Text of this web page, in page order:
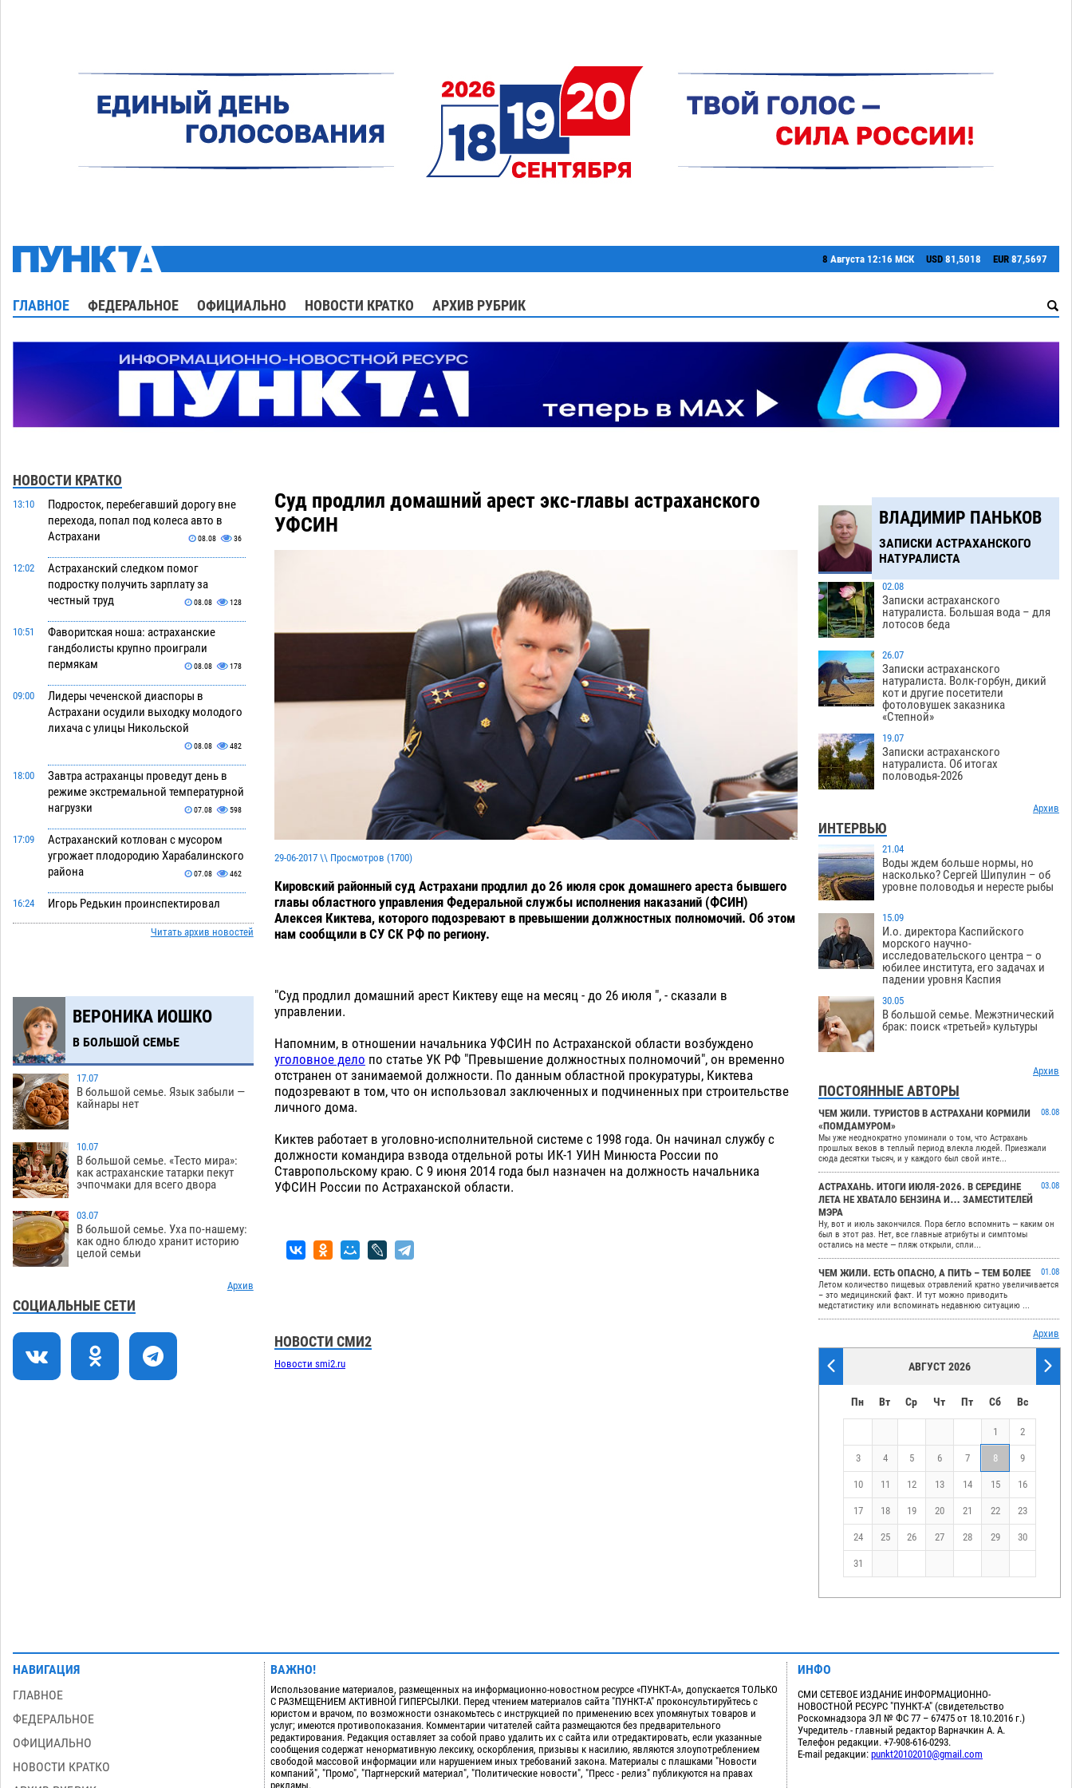
8 Августа 12:16 МСК USD 81,5018 EUR 87,5697
ГЛАВНОЕ ФЕДЕРАЛЬНОЕ ОФИЦИАЛЬНО НОВОСТИ КРАТКО АРХИВ РУБРИК
НОВОСТИ КРАТКО
13:10
Подросток, перебегавший дорогу вне
перехода, попал под колеса авто в
Астрахани
08.08 36
12:02
Астраханский следком помог
подростку получить зарплату за
честный труд
08.08 128
10:51
Фаворитская ноша: астраханские
гандболисты крупно проиграли
пермякам
08.08 178
09:00
Лидеры чеченской диаспоры в
Астрахани осудили выходку молодого
лихача с улицы Никольской
08.08 482
18:00
Завтра астраханцы проведут день в
режиме экстремальной температурной
нагрузки
07.08 598
17:09
Астраханский котлован с мусором
угрожает плодородию Харабалинского
района
07.08 462
16:24
Игорь Редькин проинспектировал
коммунальную готовность
астраханского земельного массива
астраханской логистической
компании в 400 тысяч рублей
14:44
Астраханские кутилы сменили барные
стойки на полицейские дежурки
07.08 503
14:09
С 11 августа астраханские водоемы
обеспечат притоком в семь тысяч
кубов
07.08 1191
13:29
Астраханский аэропорт попробует
суде
07.08 509
12:53
Астраханские археологи откопали
древнюю помойку
11:58
В Астрахани подросток угнал
с банковскими картами
11:20
Астраханцев ждут на парковом газоне
с призами и эрмитажными котами
Читать архив новостей
ВЕРОНИКА ИОШКО
В БОЛЬШОЙ СЕМЬЕ
17.07
В большой семье. Язык забыли —
кайнары нет
10.07
В большой семье. «Тесто мира»:
как астраханские татарки пекут
эчпочмаки для всего двора
03.07
В большой семье. Уха по-нашему:
как одно блюдо хранит историю
целой семьи
Архив
СОЦИАЛЬНЫЕ СЕТИ
Суд продлил домашний арест экс-главы астраханского
УФСИН
29-06-2017 \\ Просмотров (1700)
Кировский районный суд Астрахани продлил до 26 июля срок домашнего ареста бывшего
главы областного управления Федеральной службы исполнения наказаний (ФСИН)
Алексея Киктева, которого подозревают в превышении должностных полномочий. Об этом
нам сообщили в СУ СК РФ по региону.
"Суд продлил домашний арест Киктеву еще на месяц - до 26 июля ", - сказали в
управлении.
Напомним, в отношении начальника УФСИН по Астраханской области возбуждено
уголовное дело по статье УК РФ "Превышение должностных полномочий", он временно
отстранен от занимаемой должности. По данным областной прокуратуры, Киктева
подозревают в том, что он использовал заключенных и подчиненных при строительстве
личного дома.
Киктев работает в уголовно-исполнительной системе с 1998 года. Он начинал службу с
должности командира взвода отдельной роты ИК-1 УИН Минюста России по
Ставропольскому краю. С 9 июня 2014 года был назначен на должность начальника
УФСИН России по Астраханской области.
НОВОСТИ СМИ2
Новости smi2.ru
ВЛАДИМИР ПАНЬКОВ
ЗАПИСКИ АСТРАХАНСКОГО
НАТУРАЛИСТА
02.08
Записки астраханского
натуралиста. Большая вода – для
лотосов беда
26.07
Записки астраханского
натуралиста. Волк-горбун, дикий
кот и другие посетители
фотоловушек заказника
«Степной»
19.07
Записки астраханского
натуралиста. Об итогах
половодья-2026
Архив
ИНТЕРВЬЮ
21.04
Воды ждем больше нормы, но
насколько? Сергей Шипулин – об
уровне половодья и нересте рыбы
15.09
И.о. директора Каспийского
морского научно-
исследовательского центра – о
юбилее института, его задачах и
падении уровня Каспия
30.05
В большой семье. Межэтнический
брак: поиск «третьей» культуры
Архив
ПОСТОЯННЫЕ АВТОРЫ
ЧЕМ ЖИЛИ. ТУРИСТОВ В АСТРАХАНИ КОРМИЛИ
«ПОМДАМУРОМ»
08.08
Мы уже неоднократно упоминали о том, что Астрахань
прошлых веков в теплый период влекла людей. Приезжали
сюда десятки тысяч, и у каждого был свой инте...
АСТРАХАНЬ. ИТОГИ ИЮЛЯ-2026. В СЕРЕДИНЕ
ЛЕТА НЕ ХВАТАЛО БЕНЗИНА И… ЗАМЕСТИТЕЛЕЙ
МЭРА
03.08
Ну, вот и июль закончился. Пора бегло вспомнить — каким он
был в этот раз. Нет, все главные атрибуты и симптомы
остались на месте — пляж открыли, спли...
ЧЕМ ЖИЛИ. ЕСТЬ ОПАСНО, А ПИТЬ – ТЕМ БОЛЕЕ
01.08
Летом количество пищевых отравлений кратно увеличивается
– это медицинский факт. И тут можно приводить
медстатистику или вспоминать недавнюю ситуацию ...
Архив
АВГУСТ 2026
Пн Вт Ср Чт Пт Сб Вс
1 2
3 4 5 6 7 8 9
10 11 12 13 14 15 16
17 18 19 20 21 22 23
24 25 26 27 28 29 30
31
НАВИГАЦИЯ
ГЛАВНОЕ
ФЕДЕРАЛЬНОЕ
ОФИЦИАЛЬНО
НОВОСТИ КРАТКО
ВАЖНО!
Использование материалов, размещенных на информационно-новостном ресурсе «ПУНКТ-А», допускается ТОЛЬКО
С РАЗМЕЩЕНИЕМ АКТИВНОЙ ГИПЕРСЫЛКИ. Перед чтением материалов сайта "ПУНКТ-А" проконсультируйтесь с
юристом и врачом, по возможности ознакомьтесь с инструкцией по применению всех упомянутых товаров и
услуг; имеются противопоказания. Комментарии читателей сайта размещаются без предварительного
редактирования. Редакция оставляет за собой право удалить их с сайта или отредактировать, если указанные
сообщения содержат ненормативную лексику, оскорбления, призывы к насилию, являются злоупотреблением
свободой массовой информации или нарушением иных требований закона. Материалы с плашками "Новости
компаний", "Промо", "Партнерский материал", "Политические новости", "Пресс - релиз" публикуются на правах
рекламы.
ИНФО
СМИ СЕТЕВОЕ ИЗДАНИЕ ИНФОРМАЦИОННО-
НОВОСТНОЙ РЕСУРС "ПУНКТ-А" (свидетельство
Роскомнадзора ЭЛ № ФС 77 – 67475 от 18.10.2016 г.)
Учредитель - главный редактор Варначкин А. А.
Телефон редакции. +7-908-616-0293.
E-mail редакции: punkt20102010@gmail.com